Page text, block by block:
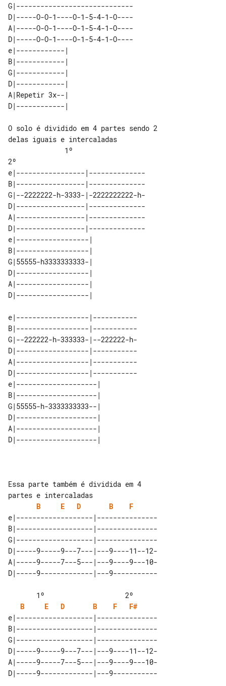
G|-----------------------------
D|-----O-O-1----O-1-5-4-1-O----
A|-----O-O-1----O-1-5-4-1-O----
D|-----O-O-1----O-1-5-4-1-O----
e|------------|
B|------------|
G|------------|
D|------------|
A|Repetir 3x--|
O solo é dividido em 4 partes sendo 2
delas iguais e intercaladas
e|-----------------|--------------
B|-----------------|--------------
G|--2222222-h-3333-|-2222222222-h-
D|-----------------|--------------
A|-----------------|--------------
D|-----------------|--------------
e|------------------|
B|------------------|
G|55555-h3333333333-|
D|------------------|
A|------------------|
e|------------------|-----------
B|------------------|-----------
G|--222222-h-333333-|--222222-h-
D|------------------|-----------
A|------------------|-----------
D|------------------|-----------
e|--------------------|
B|--------------------|
G|55555-h-3333333333--|
D|--------------------|
A|--------------------|
Essa parte também é dividida em 4
B
E D B
F
e|-------------------|---------------
B|-------------------|---------------
G|-------------------|---------------
D|-----9-----9---7---|---9----11--12-
A|-----9-----7---5---|---9----9---10-
B
E D B F
F#
e|-------------------|---------------
B|-------------------|---------------
G|-------------------|---------------
D|-----9-----9---7---|---9----11--12-
A|-----9-----7---5---|---9----9---10-